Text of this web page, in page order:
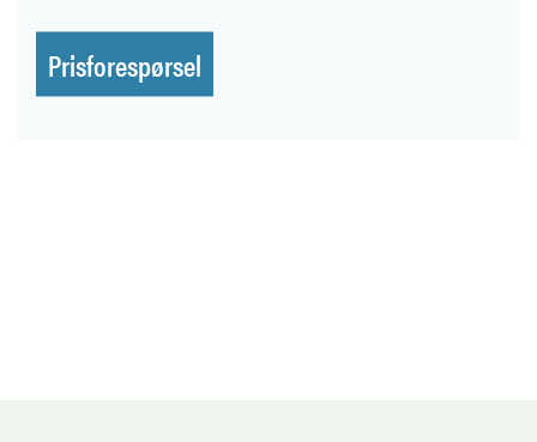
Prisforespørsel